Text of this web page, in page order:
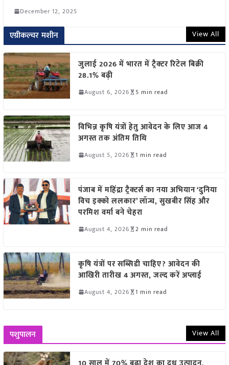
December 12, 2025
एग्रीकल्चर मशीन View All
जुलाई 2026 में भारत में ट्रैक्टर रिटेल बिक्री
28.1% बढ़ी
August 6, 2026 5 min read
विभिन्न कृषि यंत्रों हेतु आवेदन के लिए आज 4
अगस्त तक अंतिम तिथि
August 5, 2026 1 min read
पंजाब में महिंद्रा ट्रैक्टर्स का नया अभियान ‘दुनिया
विच इक्को ललकार’ लॉन्च, सुखबीर सिंह और
परमिश वर्मा बने चेहरा
August 4, 2026 2 min read
कृषि यंत्रों पर सब्सिडी चाहिए? आवेदन की
आखिरी तारीख 4 अगस्त, जल्द करें अप्लाई
August 4, 2026 1 min read
पशुपालन View All